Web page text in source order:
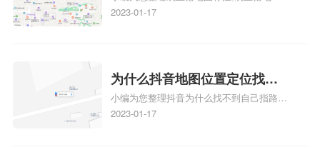
标注？
标注怎么做啊、凯立德地图标注,凯立德地
相关地图标注知识，详情可查看下方正文！
2023-01-17
为什么抖音地图位置定位找不
到了？抖音为什么找不到当前
定位了？
小编为您整理抖音为什么找不到自己指路人
地图标注服务中心铺的位置、地图位置更新
2023-01-17